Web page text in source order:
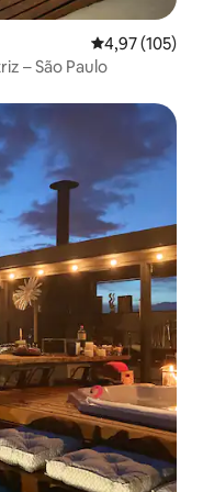
Priemerné
4,97 (105)
– São Paulo